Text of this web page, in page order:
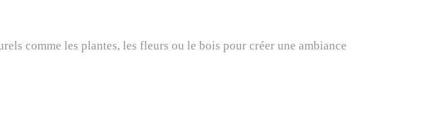
comme les plantes, les fleurs ou le bois pour créer une ambiance